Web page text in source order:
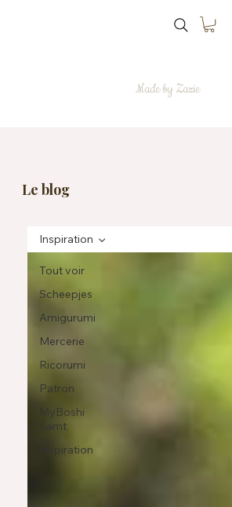
Made by Zazie
Le blog
Tout voir
Scheepjes
Amigurumi
Mercerie
Ricorumi
Patron
MyBoshi
Samt
Inspiration
Inspiration